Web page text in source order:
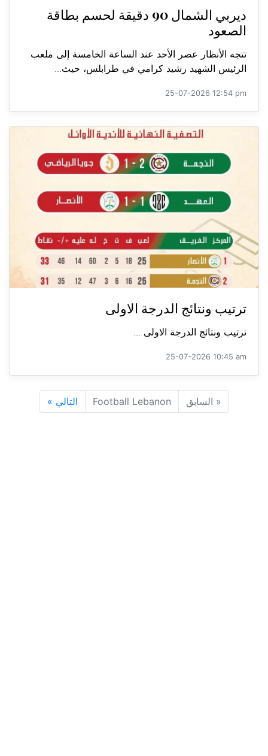
ديربي الشمال 90 دقيقة لحسم بطاقة
الصعود
تتجه الأنظار عصر الأحد عند الساعة الخامسة إلى ملعب
الرئيس الشهيد رشيد كرامي في طرابلس، حيث...
25-07-2026 12:54 pm
ترتيب ونتائج الدرجة الاولى
ترتيب ونتائج الدرجة الاولى ...
25-07-2026 10:45 am
« السابق Football Lebanon التالي »